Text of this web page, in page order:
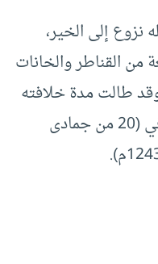
نزوع إلى الخير،
من القناطر والخانات
طالت مدة خلافته
17 سنة إلا شهرًا؛ حيث توفي في (20 من جمادى